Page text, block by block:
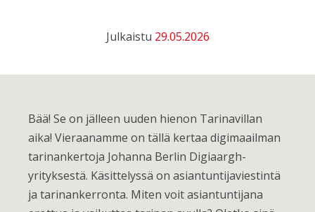
Julkaistu 29.05.2026
Bää! Se on jälleen uuden hienon Tarinavillan
aika! Vieraanamme on tällä kertaa digimaailman
tarinankertoja Johanna Berlin Digiaargh-
yrityksestä. Käsittelyssä on asiantuntijaviestintä
ja tarinankerronta. Miten voit asiantuntijana